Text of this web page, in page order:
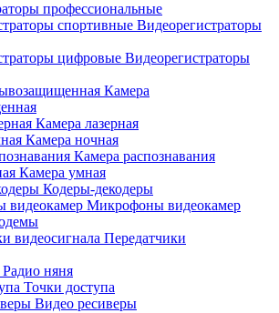
профессиональные
Видеорегистраторы
Видеорегистраторы
Камера
Камера лазерная
Камера ночная
Камера распознавания
Камера умная
Кодеры-декодеры
Микрофоны видеокамер
Передатчики
Радио няня
Точки доступа
Видео ресиверы